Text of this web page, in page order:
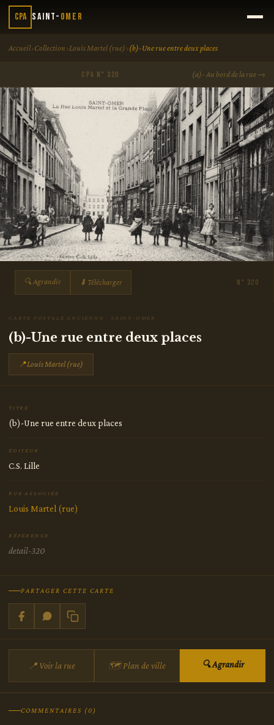
CPA Saint- Omer
Accueil›Collection ›Louis Martel (rue) ›(b)-Une rue entre deux places
CPA N° 320 (a)- Au bord de la rue →
🔍 Agrandir ⬇ Télécharger N° 320
CARTE POSTALE ANCIENNE · SAINT-OMER
(b)-Une rue entre deux places
📍Louis Martel (rue)
TITRE
(b)-Une rue entre deux places
ÉDITEUR
C.S. Lille
RUE ASSOCIÉE
Louis Martel (rue)
RÉFÉRENCE
detail-320
PARTAGER CETTE CARTE
📍 Voir la rue 🗺 Plan de ville 🔍 Agrandir
COMMENTAIRES (0)